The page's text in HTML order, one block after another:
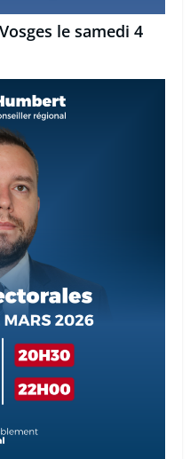
le samedi 4